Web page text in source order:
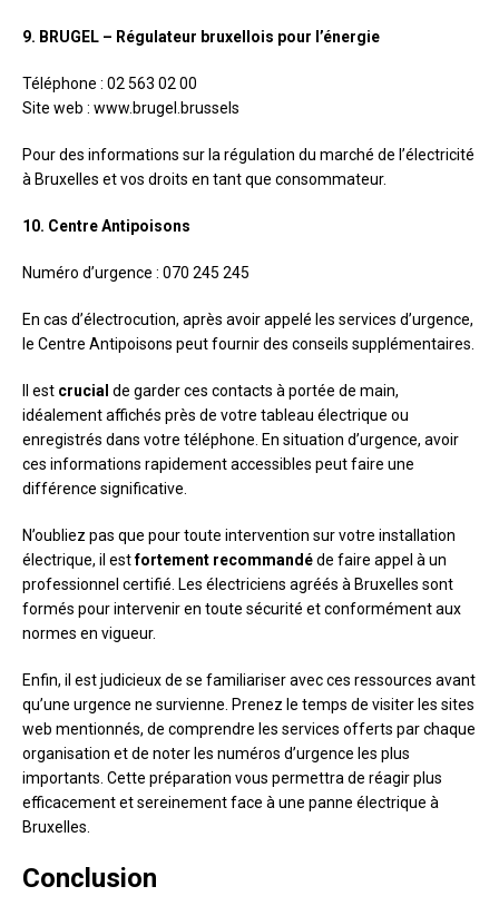
9. BRUGEL – Régulateur bruxellois pour l’énergie
Téléphone : 02 563 02 00
Site web : www.brugel.brussels
Pour des informations sur la régulation du marché de l’électricité
à Bruxelles et vos droits en tant que consommateur.
10. Centre Antipoisons
Numéro d’urgence : 070 245 245
En cas d’électrocution, après avoir appelé les services d’urgence,
le Centre Antipoisons peut fournir des conseils supplémentaires.
Il est crucial de garder ces contacts à portée de main,
idéalement affichés près de votre tableau électrique ou
enregistrés dans votre téléphone. En situation d’urgence, avoir
ces informations rapidement accessibles peut faire une
différence significative.
N’oubliez pas que pour toute intervention sur votre installation
électrique, il estfortement recommandéde faire appel à un
professionnel certifié. Les électriciens agréés à Bruxelles sont
formés pour intervenir en toute sécurité et conformément aux
normes en vigueur.
Enfin, il est judicieux de se familiariser avec ces ressources avant
qu’une urgence ne survienne. Prenez le temps de visiter les sites
web mentionnés, de comprendre les services offerts par chaque
organisation et de noter les numéros d’urgence les plus
importants. Cette préparation vous permettra de réagir plus
efficacement et sereinement face à une panne électrique à
Bruxelles.
Conclusion